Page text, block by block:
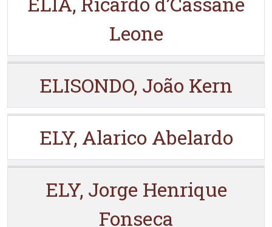
Leone
ELISONDO, João Kern
ELY, Alarico Abelardo
ELY, Jorge Henrique
Fonseca